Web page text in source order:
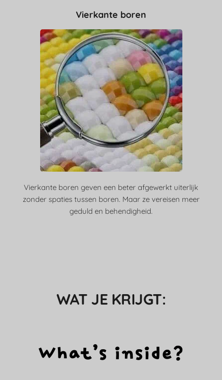
Vierkante boren
Vierkante boren geven een beter afgewerkt uiterlijk
zonder spaties tussen boren. Maar ze vereisen meer
geduld en behendigheid.
WAT JE KRIJGT: